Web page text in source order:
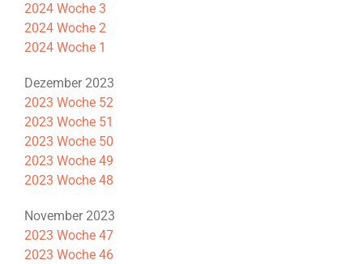
2024 Woche 3
2024 Woche 2
2024 Woche 1
Dezember 2023
2023 Woche 52
2023 Woche 51
2023 Woche 50
2023 Woche 49
2023 Woche 48
November 2023
2023 Woche 47
2023 Woche 46